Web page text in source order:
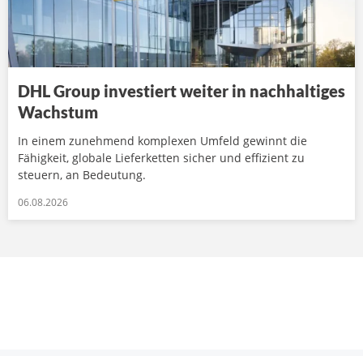
DHL Group investiert weiter in nachhaltiges
Wachstum
In einem zunehmend komplexen Umfeld gewinnt die
Fähigkeit, globale Lieferketten sicher und effizient zu
steuern, an Bedeutung.
06.08.2026